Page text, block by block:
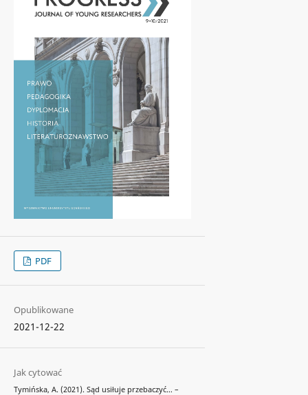
PDF
Opublikowane
2021-12-22
Jak cytować
Tymińska, A. (2021). Sąd usiłuje przebaczyć… –